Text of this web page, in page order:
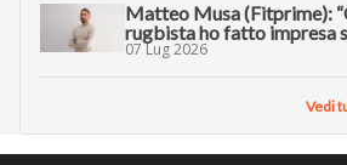
Matteo Musa (Fitprime):
rugbista ho fatto impresa
07 Lug 2026
Vedi